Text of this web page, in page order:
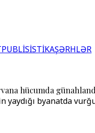
PUBLİSİSTİKAŞƏRHLƏR
hücumda
yaydığı bәyanatda